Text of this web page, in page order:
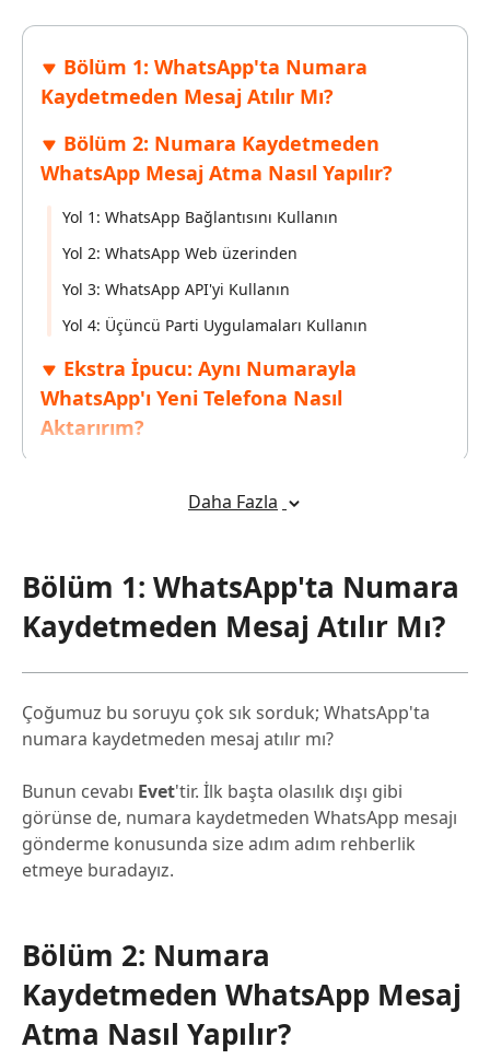
Bölüm 1: WhatsApp'ta Numara
Kaydetmeden Mesaj Atılır Mı?
Bölüm 2: Numara Kaydetmeden
WhatsApp Mesaj Atma Nasıl Yapılır?
Yol 1: WhatsApp Bağlantısını Kullanın
Yol 2: WhatsApp Web üzerinden
Yol 3: WhatsApp API'yi Kullanın
Yol 4: Üçüncü Parti Uygulamaları Kullanın
Ekstra İpucu: Aynı Numarayla
WhatsApp'ı Yeni Telefona Nasıl
Aktarırım?
WhatsApp Mesaj Atma Hakkında SSS
Daha Fazla
Bölüm 1: WhatsApp'ta Numara
Kaydetmeden Mesaj Atılır Mı?
Çoğumuz bu soruyu çok sık sorduk; WhatsApp'ta
numara kaydetmeden mesaj atılır mı?
Bunun cevabı Evet'tir. İlk başta olasılık dışı gibi
görünse de, numara kaydetmeden WhatsApp mesajı
gönderme konusunda size adım adım rehberlik
etmeye buradayız.
Bölüm 2: Numara
Kaydetmeden WhatsApp Mesaj
Atma Nasıl Yapılır?